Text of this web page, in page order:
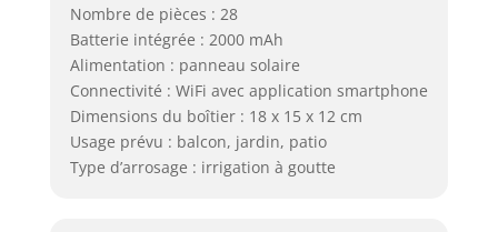
Nombre de pièces : 28
Batterie intégrée : 2000 mAh
Alimentation : panneau solaire
Connectivité : WiFi avec application smartphone
Dimensions du boîtier : 18 x 15 x 12 cm
Usage prévu : balcon, jardin, patio
Type d’arrosage : irrigation à goutte